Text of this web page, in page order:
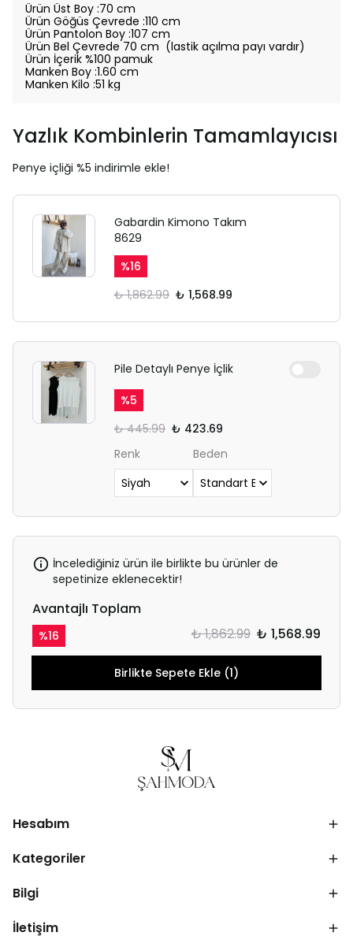
Ürün Üst Boy :70 cm
Ürün Göğüs Çevrede :110 cm
Ürün Pantolon Boy :107 cm
Ürün Bel Çevrede 70 cm (lastik açılma payı vardır)
Ürün İçerik %100 pamuk
Manken Boy :1.60 cm
Manken Kilo :51 kg
Yazlık Kombinlerin Tamamlayıcısı
Penye içliği %5 indirimle ekle!
Gabardin Kimono Takım
8629
%16
₺ 1,862.99 ₺ 1,568.99
Pile Detaylı Penye İçlik
%5
₺ 445.99 ₺ 423.69
Renk
Beden
İncelediğiniz ürün ile birlikte bu ürünler de
sepetinize eklenecektir!
Avantajlı Toplam
%16 ₺ 1,862.99 ₺ 1,568.99
Birlikte Sepete Ekle (1)
Hesabım
Kategoriler
Bilgi
İletişim